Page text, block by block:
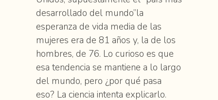
desarrollado del mundo”la
esperanza de vida media de las
mujeres era de 81 años y, la de los
hombres, de 76. Lo curioso es que
esa tendencia se mantiene a lo largo
del mundo, pero ¿por qué pasa
eso? La ciencia intenta explicarlo.